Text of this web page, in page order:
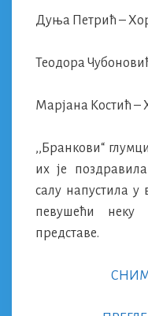
Дуња Петрић –
Теодора
Марјана Костић –
,,Бранкови“
их је
салу напустила
певушећи
представе.